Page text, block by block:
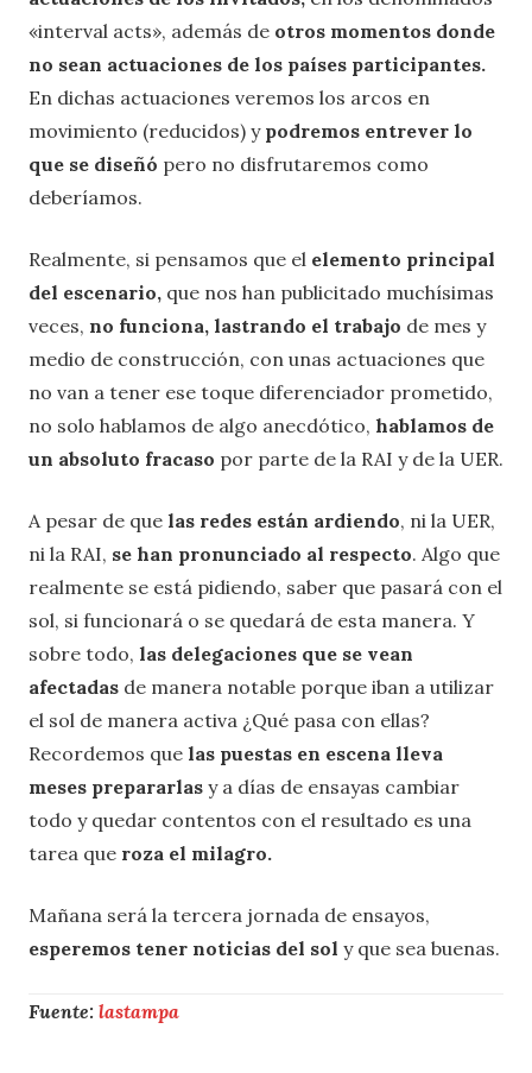
«interval acts», además de otros momentos donde
no sean actuaciones de los países participantes.
En dichas actuaciones veremos los arcos en
movimiento (reducidos) ypodremos entrever lo
que se diseñó pero no disfrutaremos como
deberíamos.
Realmente, si pensamos que el elemento principal
del escenario, que nos han publicitado muchísimas
veces, no funciona, lastrando el trabajo de mes y
medio de construcción, con unas actuaciones que
no van a tener ese toque diferenciador prometido,
no solo hablamos de algo anecdótico, hablamos de
un absoluto fracaso por parte de la RAI y de la UER.
A pesar de que las redes están ardiendo, ni la UER,
ni la RAI, se han pronunciado al respecto. Algo que
realmente se está pidiendo, saber que pasará con el
sol, si funcionará o se quedará de esta manera. Y
sobre todo, las delegaciones que se vean
afectadas de manera notable porque iban a utilizar
el sol de manera activa ¿Qué pasa con ellas?
Recordemos que las puestas en escena lleva
meses prepararlas y a días de ensayas cambiar
todo y quedar contentos con el resultado es una
tarea que roza el milagro.
Mañana será la tercera jornada de ensayos,
esperemos tener noticias del sol y que sea buenas.
Fuente: lastampa